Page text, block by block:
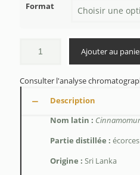
Format
Ajouter au
Consulter l'analyse
Description
Nom latin :
Partie distillée : écorces
Origine : Sri Lanka